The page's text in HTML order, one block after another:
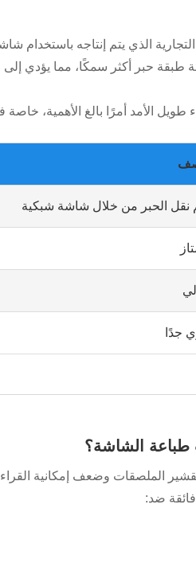
الذي يتم إنتاجه باستخدام
حبر أكثر سمكًا، مما يؤدي إلى
الأمد أمرًا بالغ الأهمية، خاصة
نقل الحبر من خلال شاشة شبكية
جدًا
الملصقات وضعف إمكانية
ضد: